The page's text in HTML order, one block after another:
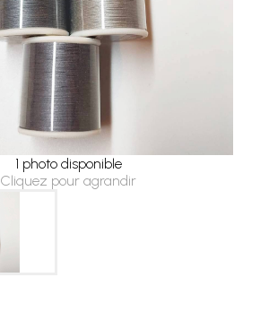
1 photo disponible
Cliquez pour agrandir